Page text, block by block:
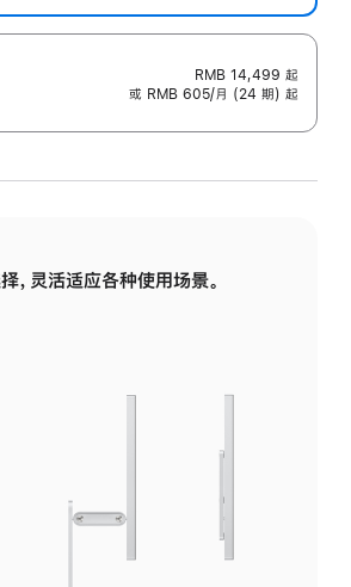
RMB 14,499 起
或 RMB 605/月 (24 期) 起
，灵活适应各种使用场景。